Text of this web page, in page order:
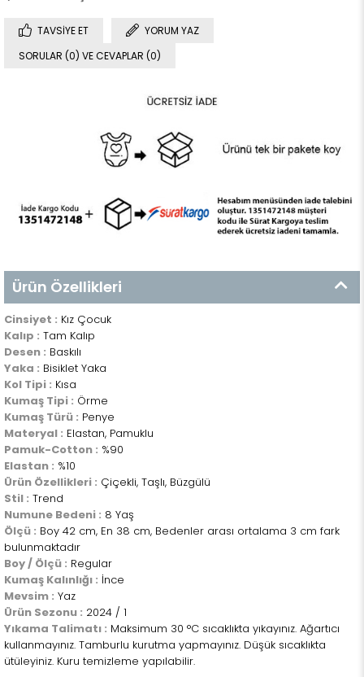
TAVSIYE ET
YORUM YAZ
SORULAR (0) VE CEVAPLAR (0)
Ürün Özellikleri
Cinsiyet : Kız Çocuk
Kalıp : Tam Kalıp
Desen : Baskılı
Yaka : Bisiklet Yaka
Kol Tipi : Kısa
Kumaş Tipi : Örme
Kumaş Türü : Penye
Materyal : Elastan, Pamuklu
Pamuk-Cotton : %90
Elastan : %10
Ürün Özellikleri : Çiçekli, Taşlı, Büzgülü
Stil : Trend
Numune Bedeni : 8 Yaş
Ölçü : Boy 42 cm, En 38 cm, Bedenler arası ortalama 3 cm fark
bulunmaktadır
Boy / Ölçü : Regular
Kumaş Kalınlığı : İnce
Mevsim : Yaz
Ürün Sezonu : 2024 / 1
Yıkama Talimatı : Maksimum 30 °C sıcaklıkta yıkayınız. Ağartıcı
kullanmayınız. Tamburlu kurutma yapmayınız. Düşük sıcaklıkta
ütüleyiniz. Kuru temizleme yapılabilir.